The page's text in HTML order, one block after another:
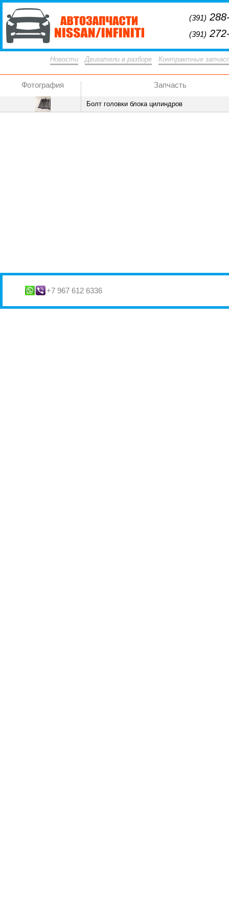
(391)
(391)
Новости Двигатели в разборе Контрактные
Фотография Запчасть
Болт головки блока цилиндров
+7 967 612 6336